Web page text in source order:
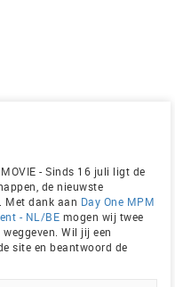
MOVIE - Sinds 16 juli ligt de
de nieuwste
Met dank aan Day One MPM
- NL/BE mogen wij twee
Wil jij een
site en beantwoord de